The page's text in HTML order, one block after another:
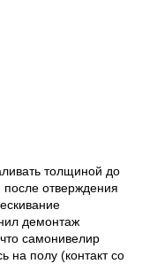
толщиной до
отверждения
демонтаж
самонивелир
на полу (контакт со